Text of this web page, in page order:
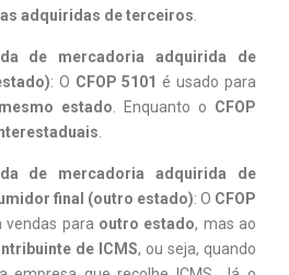
adquiridas de terceiros
de mercadoria adquirida de
: O CFOP 5101 é usado para
estado . Enquanto o CFOP
de mercadoria adquirida de
final (outro estado): O CFOP
vendas para outro estado, mas ao
de ICMS, ou seja, quando